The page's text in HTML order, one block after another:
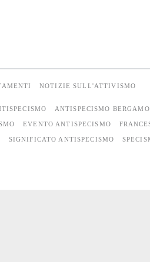
NOTIZIE SULL'ATTIVISMO
ANTISPECISMO BERGAMO
EVENTO ANTISPECISMO
SIGNIFICATO ANTISPECISMO